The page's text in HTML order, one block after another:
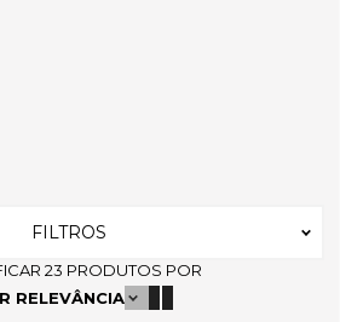
23 PRODUTOS POR
RELEVÂNCIA
FILTROS